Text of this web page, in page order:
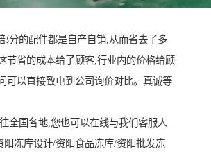
分的配件都是自产自销,从而省去了多
节省的成本给了顾客,行业内的价格给顾
可以直接致电到公司询价对比。真诚等
全国各地,您也可以在线与我们客服人
阳冻库设计/资阳食品冻库/资阳批发冻